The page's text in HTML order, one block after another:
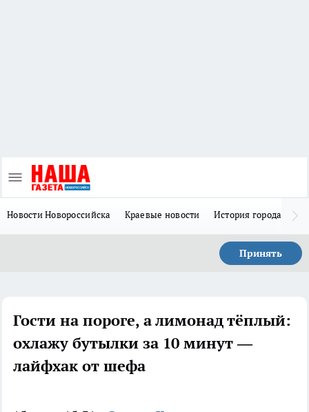
Новости Новороссийска Краевые новости История города Н
Принять
Гости на пороге, а лимонад тёплый:
охлажу бутылки за 10 минут —
лайфхак от шефа